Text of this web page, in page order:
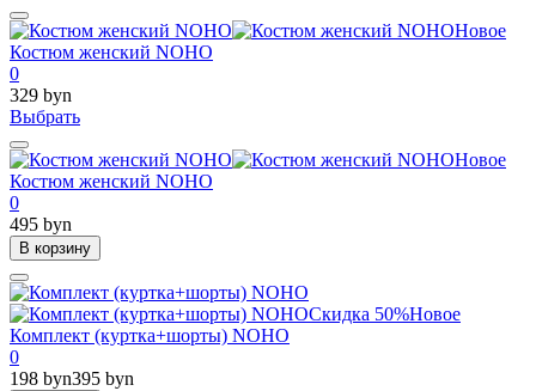
Новое
Костюм женский NOHO
0
329 byn
Выбрать
Новое
Костюм женский NOHO
0
495 byn
В корзину
Скидка 50%Новое
Комплект (куртка+шорты) NOHO
0
198 byn395 byn